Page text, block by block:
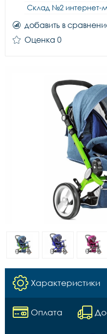
Склад №2 интернет-
добавить в
Оценка 0
Характеристики
Оплата